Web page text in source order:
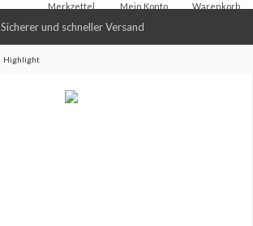
Sicherer und schneller Versand
Warenkorb
Merkzettel Mein Konto
Highlight